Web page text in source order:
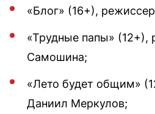
«Блог» (16+),
«Трудные папы» (12+),
Самошина;
«Лето будет общим»
Даниил Меркулов;